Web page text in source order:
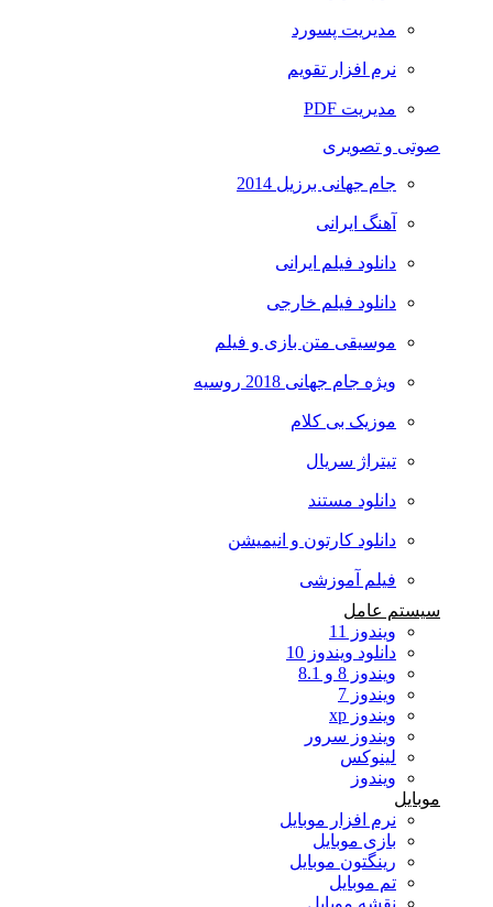
مدیریت پسورد
نرم افزار تقویم
مدیریت PDF
صوتی و تصویری
جام جهانی برزیل 2014
آهنگ ایرانی
دانلود فیلم ایرانی
دانلود فیلم خارجی
موسیقی متن بازی و فیلم
ویژه جام جهانی 2018 روسیه
موزیک بی کلام
تیتراژ سریال
دانلود مستند
دانلود کارتون و انیمیشن
فیلم آموزشی
سیستم عامل
ویندوز 11
دانلود ویندوز 10
ویندوز 8 و 8.1
ویندوز 7
ویندوز xp
ویندوز سرور
لینوکس
ویندوز
نرم افزار موبایل
بازی موبایل
رینگتون موبایل
تم موبایل
نقشه موبایل